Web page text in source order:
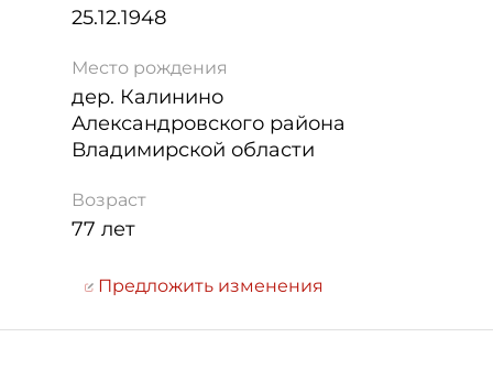
25.12.1948
Место рождения
дер. Калинино
Александровского района
Владимирской области
Возраст
77 лет
Предложить изменения